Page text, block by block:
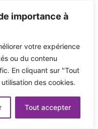
importance à
votre expérience
ou du contenu
En cliquant sur "Tout
des cookies.
Tout accepter
Show et étend